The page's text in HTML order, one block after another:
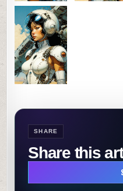
SHARE
Share this